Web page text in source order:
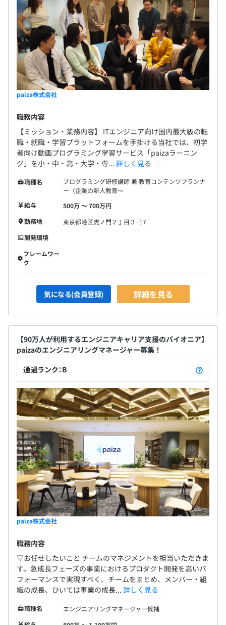
paiza株式会社
職務内容
【ミッション・業務内容】 ITエンジニア向け国内最大級の転
職・就職・学習プラットフォームを手掛ける当社では、初学
者向け動画プログラミング学習サービス「paizaラーニン
グ」を小・中・高・大学・専... 詳しく見る
職種名
プログラミング研修講師 兼 教育コンテンツプランナ
ー（企業の新人教育〜
給与
500万 〜 700万円
勤務地
東京都港区虎ノ門２丁目３−17
開発環境
フレームワー
ク
気になる(会員登録) 詳細を見る
【90万人が利用するエンジニアキャリア支援のパイオニア】
paizaのエンジニアリングマネージャー募集！
通過ランク：B
paiza株式会社
職務内容
▽お任せしたいこと チームのマネジメントを担当いただきま
す。急成長フェーズの事業におけるプロダクト開発を高いパ
フォーマンスで実現すべく、チームをまとめ、メンバー・組
織の成長、ひいては事業の成長... 詳しく見る
職種名
エンジニアリングマネージャー候補